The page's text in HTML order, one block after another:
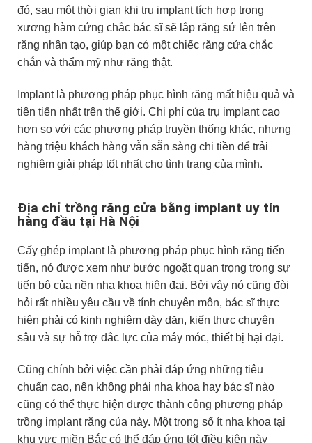
đó, sau một thời gian khi trụ implant tích hợp trong
xương hàm cứng chắc bác sĩ sẽ lắp răng sứ lên trên
răng nhân tạo, giúp bạn có một chiếc răng cửa chắc
chắn và thẩm mỹ như răng thật.
Implant là phương pháp phục hình răng mất hiệu quả và
tiên tiến nhất trên thế giới. Chi phí của trụ implant cao
hơn so với các phương pháp truyền thống khác, nhưng
hàng triệu khách hàng vẫn sẵn sàng chi tiền để trải
nghiệm giải pháp tốt nhất cho tình trạng của mình.
Địa chỉ trồng răng cửa bằng implant uy tín
hàng đầu tại Hà Nội
Cấy ghép implant là phương pháp phục hình răng tiến
tiến, nó được xem như bước ngoặt quan trọng trong sự
tiến bộ của nền nha khoa hiện đại. Bởi vậy nó cũng đòi
hỏi rất nhiều yêu cầu về tính chuyên môn, bác sĩ thực
hiện phải có kinh nghiệm dày dặn, kiến thưc chuyên
sâu và sự hỗ trợ đắc lực của máy móc, thiết bị hại đại.
Cũng chính bởi việc cần phải đáp ứng những tiêu
chuẩn cao, nên không phải nha khoa hay bác sĩ nào
cũng có thể thực hiện được thành công phương pháp
trồng implant răng của này. Một trong số ít nha khoa tại
khu vực miền Bắc có thể đáp ứng tốt điều kiện này